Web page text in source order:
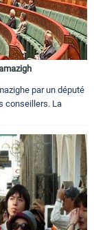
par un député
conseillers. La